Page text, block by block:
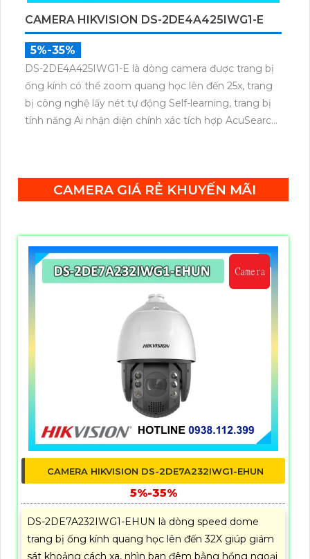
CAMERA HIKVISION DS-2DE4A425IWG1-E
5%-35%
DS-2DE4A425IWG1-E là dòng camera được trang bị
ống kính có thể zoom quang học lên đến 25x, trang
bị công nghệ lấy nét tự động Self-learning, trang bị
tính năng Ai nhận diện chính xác tích hợp AcuSearch
CAMERA GIÁ RẺ KHUYẾN MÃI
CAMERA HIKVISION DS-2DE7A232IWG1-EHUN
5%-35%
DS-2DE7A232IWG1-EHUN là dòng speed dome
trang bị ống kính quang học lên đến 32X giúp giám
sát khoảng cách xa, nhìn ban đêm bằng hồng ngoại